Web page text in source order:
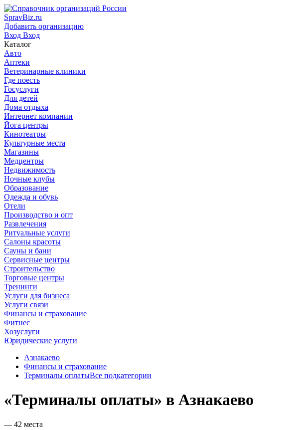
SpravBiz.ru
Добавить организацию
Вход Вход
Каталог
Авто
Аптеки
Ветеринарные клиники
Где поесть
Госуслуги
Для детей
Дома отдыха
Интернет компании
Йога центры
Кинотеатры
Культурные места
Магазины
Медцентры
Недвижимость
Ночные клубы
Образование
Одежда и обувь
Отели
Производство и опт
Развлечения
Ритуальные услуги
Салоны красоты
Сауны и бани
Сервисные центры
Строительство
Торговые центры
Тренинги
Услуги для бизнеса
Услуги связи
Финансы и страхование
Фитнес
Хозуслуги
Юридические услуги
Азнакаево
Финансы и страхование
Терминалы оплатыВсе подкатегории
«Терминалы оплаты» в Азнакаево
— 42 места